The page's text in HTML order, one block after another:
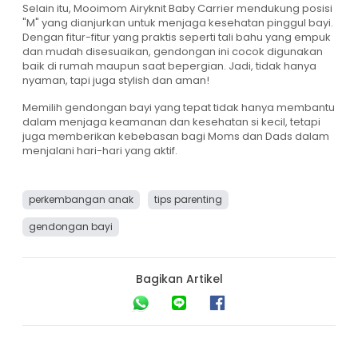
Selain itu, Mooimom Airyknit Baby Carrier mendukung posisi
"M" yang dianjurkan untuk menjaga kesehatan pinggul bayi.
Dengan fitur-fitur yang praktis seperti tali bahu yang empuk
dan mudah disesuaikan, gendongan ini cocok digunakan
baik di rumah maupun saat bepergian. Jadi, tidak hanya
nyaman, tapi juga stylish dan aman!
Memilih gendongan bayi yang tepat tidak hanya membantu
dalam menjaga keamanan dan kesehatan si kecil, tetapi
juga memberikan kebebasan bagi Moms dan Dads dalam
menjalani hari-hari yang aktif.
perkembangan anak
tips parenting
gendongan bayi
Bagikan Artikel